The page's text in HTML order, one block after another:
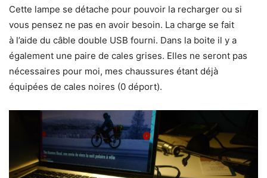
Cette lampe se détache pour pouvoir la recharger ou si
vous pensez ne pas en avoir besoin. La charge se fait
à l’aide du câble double USB fourni. Dans la boite il y a
également une paire de cales grises. Elles ne seront pas
nécessaires pour moi, mes chaussures étant déjà
équipées de cales noires (0 déport).